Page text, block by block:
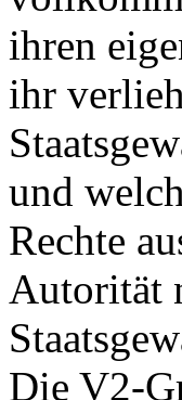
ihren
ihr
und
Rechte
Autorität
Die V2-